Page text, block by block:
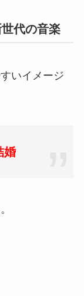
代の音楽
いイメージ
婚